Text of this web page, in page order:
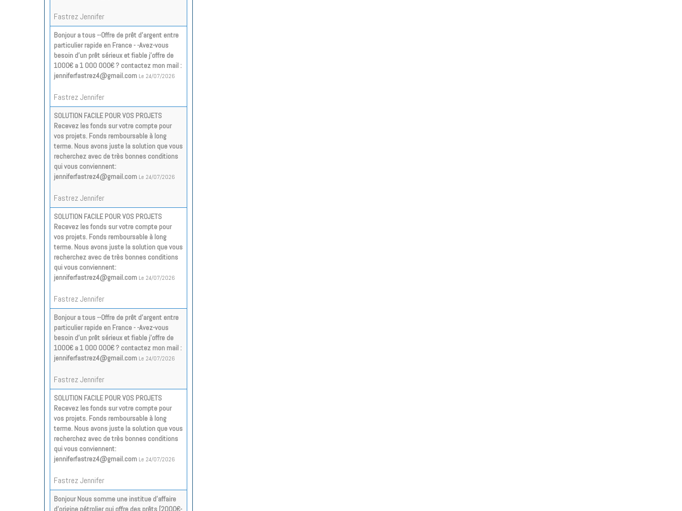
Fastrez Jennifer
Bonjour a tous --Offre de prêt d'argent entre
particulier rapide en France - -Avez-vous
besoin d'un prêt sérieux et fiable j'offre de
1000€ a 1 000 000€ ? contactez mon mail :
jenniferfastrez4@gmail.com Le 24/07/2026
Fastrez Jennifer
SOLUTION FACILE POUR VOS PROJETS
Recevez les fonds sur votre compte pour
vos projets. Fonds remboursable à long
terme. Nous avons juste la solution que vous
recherchez avec de très bonnes conditions
qui vous conviennent:
jenniferfastrez4@gmail.com Le 24/07/2026
Fastrez Jennifer
SOLUTION FACILE POUR VOS PROJETS
Recevez les fonds sur votre compte pour
vos projets. Fonds remboursable à long
terme. Nous avons juste la solution que vous
recherchez avec de très bonnes conditions
qui vous conviennent:
jenniferfastrez4@gmail.com Le 24/07/2026
Fastrez Jennifer
Bonjour a tous --Offre de prêt d'argent entre
particulier rapide en France - -Avez-vous
besoin d'un prêt sérieux et fiable j'offre de
1000€ a 1 000 000€ ? contactez mon mail :
jenniferfastrez4@gmail.com Le 24/07/2026
Fastrez Jennifer
SOLUTION FACILE POUR VOS PROJETS
Recevez les fonds sur votre compte pour
vos projets. Fonds remboursable à long
terme. Nous avons juste la solution que vous
recherchez avec de très bonnes conditions
qui vous conviennent:
jenniferfastrez4@gmail.com Le 24/07/2026
Fastrez Jennifer
Bonjour Nous somme une institue d’affaire
d’origine pétrolier qui offre des prêts [2000€-